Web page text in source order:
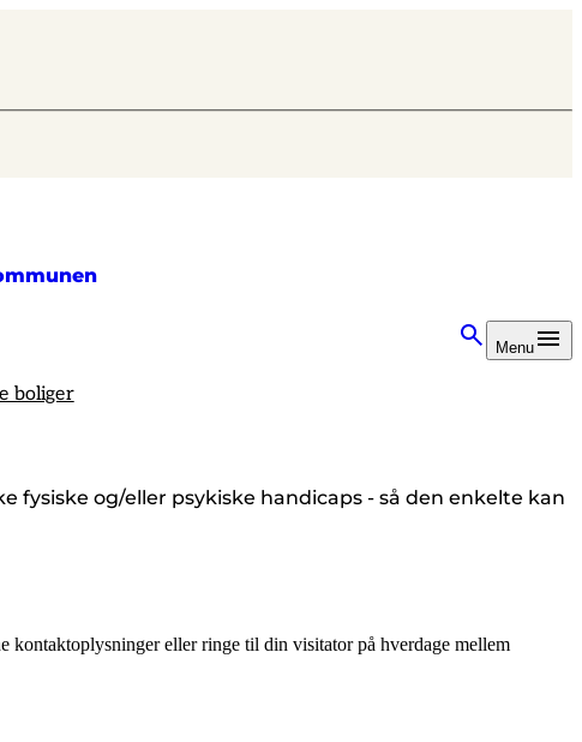
Menu
boliger
og/eller psykiske handicaps - så den enkelte kan
kontaktoplysninger eller ringe til din visitator på hverdage mellem